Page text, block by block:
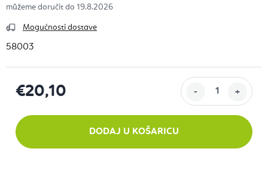
19.8.2026
Mogućnosti dostave
58003
€20,10
DODAJ U KOŠARICU